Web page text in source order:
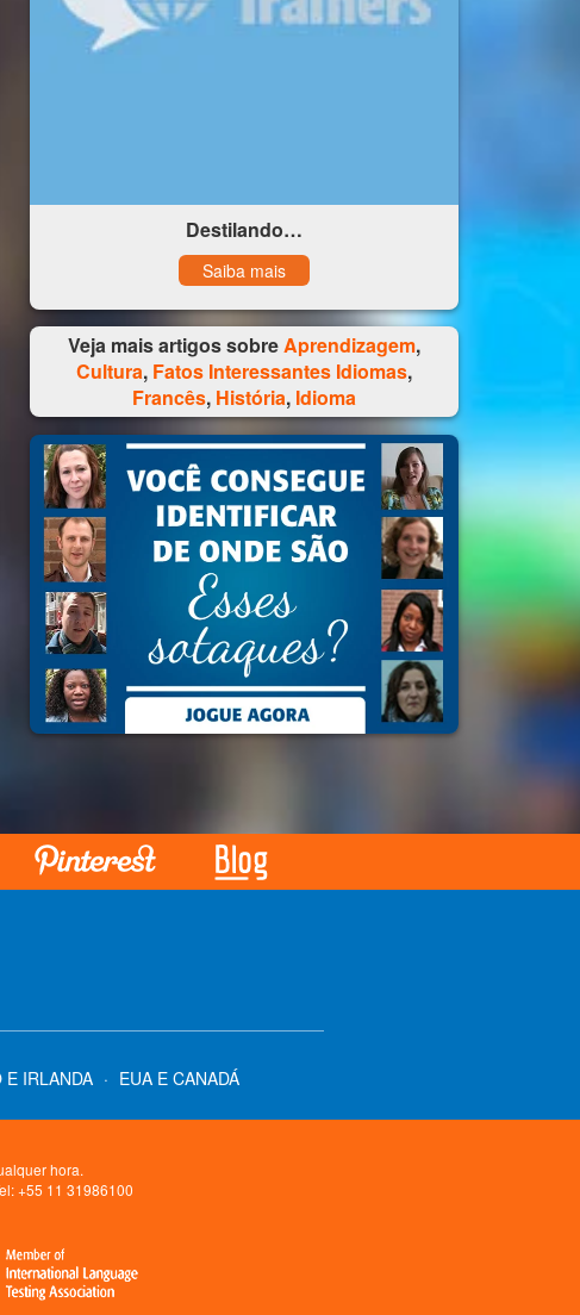
Destilando…
Saiba mais
Veja mais artigos sobreAprendizagem,
Cultura, Fatos Interessantes Idiomas,
Francês, História, Idioma
E IRLANDA · EUA E CANADÁ
hora.
+55 11 31986100